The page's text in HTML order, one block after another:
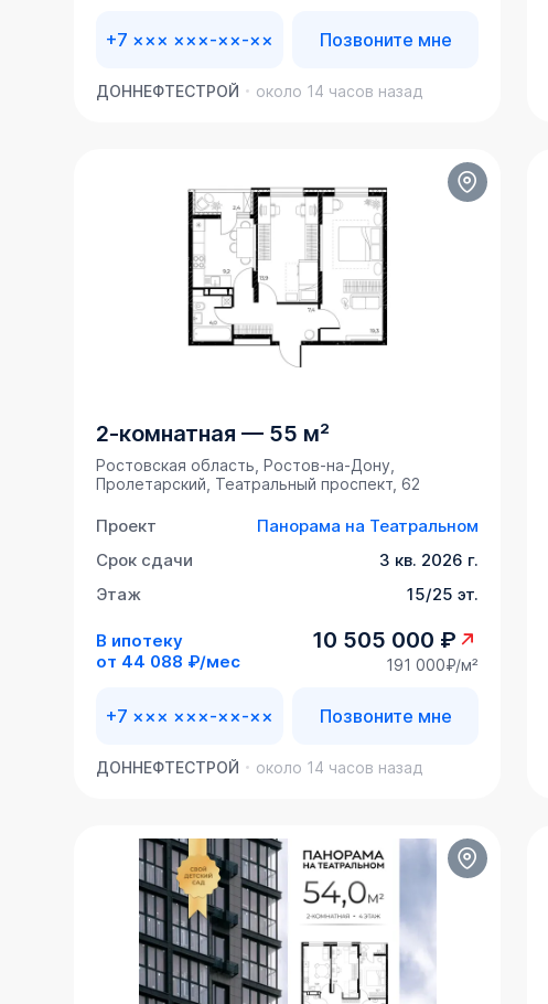
+7 ××× ×××-××-×× Позвоните мне
ДОННЕФТЕСТРОЙ около 14 часов назад
2-комнатная — 55 м²
Ростовская область, Ростов-на-Дону,
Пролетарский, Театральный проспект, 62
Проект
Панорама на Театральном
Срок сдачи
3 кв. 2026 г.
Этаж
15/25 эт.
В ипотеку
от 44 088 ₽/мес
10 505 000 ₽
191 000₽/м²
+7 ××× ×××-××-×× Позвоните мне
ДОННЕФТЕСТРОЙ около 14 часов назад